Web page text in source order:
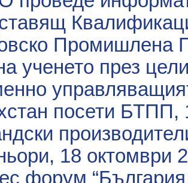
Промишлена
ученето през
посети БТПП,
, 18 октомври
форум